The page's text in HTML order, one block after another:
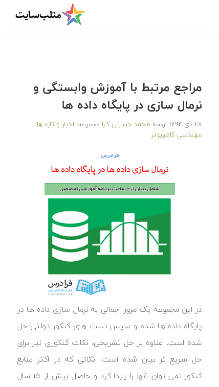
مراجع مرتبط با آموزش وابستگی و
نرمال سازی در پایگاه داده ها
۲۸ دی ۱۳۹۴ توسط محمد حسینی کیا مجموعه: اخبار و تازه ها,
مهندسی کامپیوتر
در این مجموعه یک مرور اجمالی به نرمال سازی داده ها در
پایگاه داده ها شده و سپس تست های کنکور دولتی حل
شده است. علاوه بر حل تشریحی، نکات کنکوری نیز برای
حل سریع تر بیان شده است. نکاتی که در اکثر منابع
کنکور نمی توان آنها را پیدا کرد و حاصل بیش از ۱۵ سال